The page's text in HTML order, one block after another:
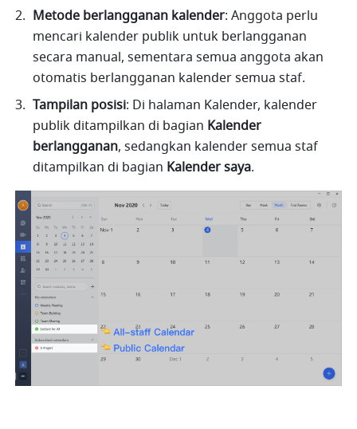
Metode berlangganan kalender: Anggota perlu
mencari kalender publik untuk berlangganan
secara manual, sementara semua anggota akan
otomatis berlangganan kalender semua staf.
Tampilan posisi: Di halaman Kalender, kalender
publik ditampilkan di bagian Kalender
berlangganan, sedangkan kalender semua staf
ditampilkan di bagian Kalender saya.